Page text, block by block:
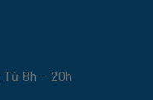
Từ 8h – 20h